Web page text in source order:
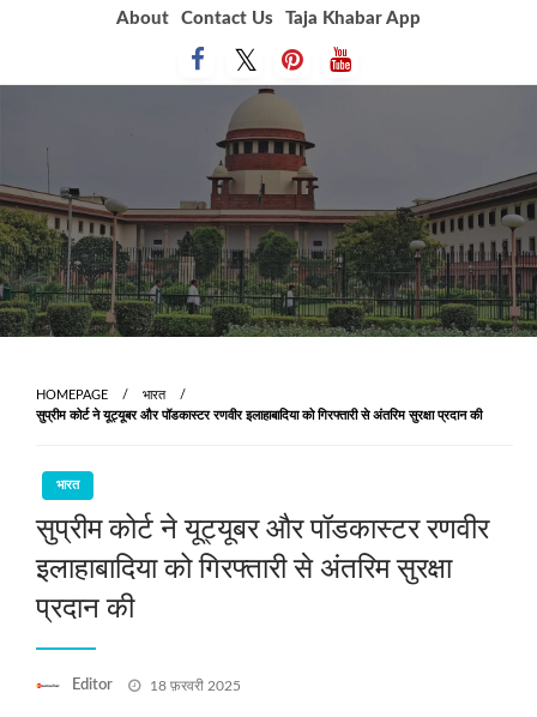
About Contact Us Taja Khabar App
HOMEPAGE
भारत
सुप्रीम कोर्ट ने यूट्यूबर और पॉडकास्टर रणवीर इलाहाबादिया को गिरफ्तारी से अंतरिम सुरक्षा प्रदान की
भारत
सुप्रीम कोर्ट ने यूट्यूबर और पॉडकास्टर रणवीर
इलाहाबादिया को गिरफ्तारी से अंतरिम सुरक्षा
प्रदान की
Editor
Posted
18 फ़रवरी 2025